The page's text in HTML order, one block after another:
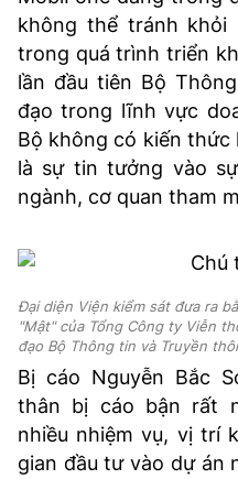
không thể tránh khỏi
trong quá trình triển
lần đầu tiên Bộ
đạo trong lĩnh vực
Bộ không có kiến thức
là sự tin tưởng vào
ngành, cơ quan tham
Đại diện Viện kiểm sát đưa ra
"Mật" của Tổng Công ty Viễn
đạo Bộ Thông tin và Truyền
Bị cáo Nguyễn Bắc
thân bị cáo bận rất
nhiều nhiệm vụ, vị trí
gian đầu tư vào dự án